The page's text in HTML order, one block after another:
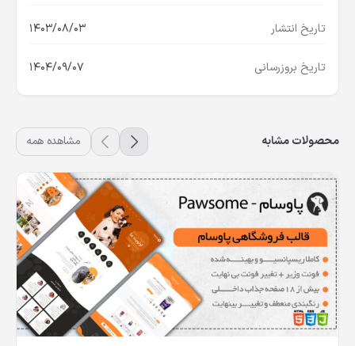
تاریخ انتشار 1403/08/03
تاریخ بروزرسانی 1404/09/07
محصولات مشابه مشاهده همه